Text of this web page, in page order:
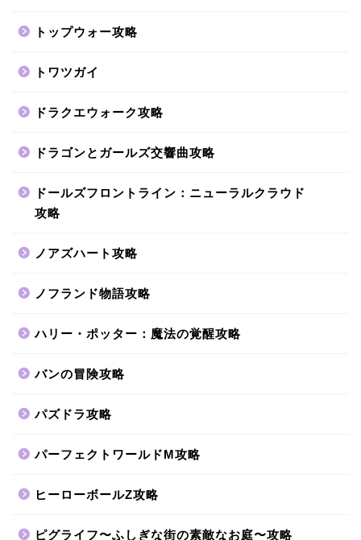
トップウォー攻略
トワツガイ
ドラクエウォーク攻略
ドラゴンとガールズ交響曲攻略
ドールズフロントライン：ニューラルクラウド
攻略
ノアズハート攻略
ノフランド物語攻略
ハリー・ポッター：魔法の覚醒攻略
バンの冒険攻略
パズドラ攻略
パーフェクトワールドM攻略
ヒーローボールZ攻略
ピグライフ〜ふしぎな街の素敵なお庭〜攻略